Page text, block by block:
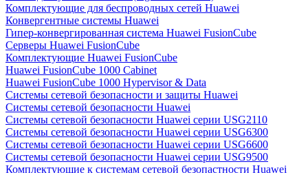
Комплектующие для беспроводных сетей Huawei
Конвергентные системы Huawei
Гипер-конвергированная система Huawei FusionCube
Серверы Huawei FusionCube
Комплектующие Huawei FusionCube
Huawei FusionCube 1000 Cabinet
Huawei FusionCube 1000 Hypervisor & Data
Системы сетевой безопасности и защиты Huawei
Системы сетевой безопасности Huawei
Системы сетевой безопасности Huawei серии USG2110
Системы сетевой безопасности Huawei серии USG6300
Системы сетевой безопасности Huawei серии USG6600
Системы сетевой безопасности Huawei серии USG9500
Комплектующие к системам сетевой безопастности Huawei